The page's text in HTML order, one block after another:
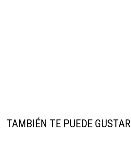
TAMBIÉN TE PUEDE GUSTAR